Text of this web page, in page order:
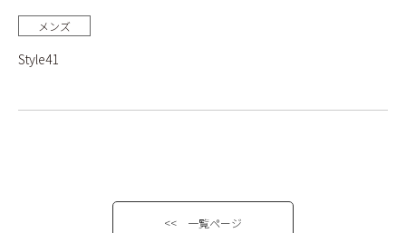
メンズ
Style41
<< 一覧ページ